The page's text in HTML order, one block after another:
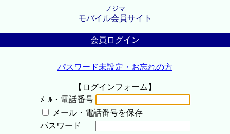
ノジマ
モバイル会員サイト
会員ログイン
パスワード未設定・お忘れの方
【ログインフォーム】
ﾒｰﾙ・電話番号
メール・電話番号を保存
パスワード